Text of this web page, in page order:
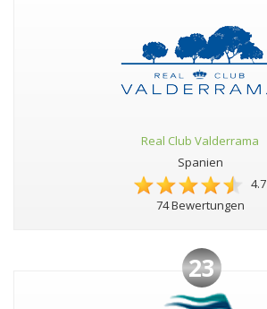
Real Club Valderrama
Spanien
4.7
74 Bewertungen
23